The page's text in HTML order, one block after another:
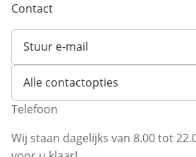
Contact
Stuur e-mail
Opent e-mailclient
Alle contactopties
Telefoon
Wij staan dagelijks van 8.00 tot